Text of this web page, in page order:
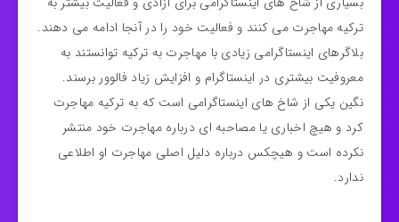
ترکیه مهاجرت می کنند و فعالیت خود را در آنجا ادامه می دهند.
بلاگرهای اینستاگرامی زیادی با مهاجرت به ترکیه توانستند به
معروفیت بیشتری در اینستاگرام و افزایش زیاد فالوور برسند.
نگین یکی از شاخ های اینستاگرامی است که به ترکیه مهاجرت
کرد و هیچ اخباری یا مصاحبه ای درباره مهاجرت خود منتشر
نکرده است و هیچکس درباره دلیل اصلی مهاجرت او اطلاعی
ندارد.